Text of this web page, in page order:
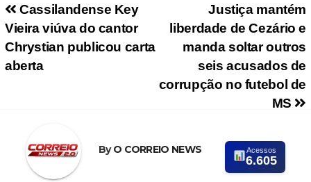
Navegação de Post
Justiça mantém
liberdade de Cezário e
manda soltar outros
seis acusados de
corrupção no futebol de
MS
Cassilandense Key
Vieira viúva do cantor
Chrystian publicou carta
aberta
ByO CORREIO NEWS Acessos
6.605